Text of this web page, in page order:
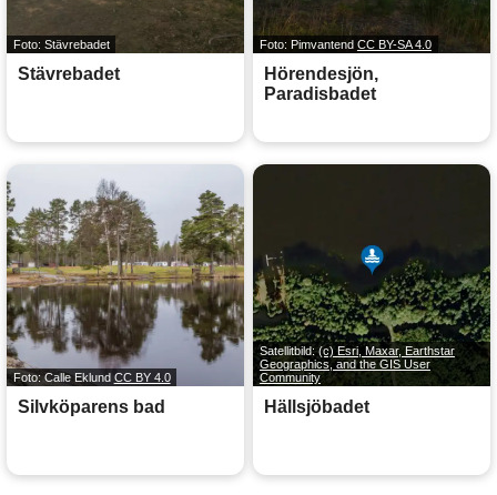
Foto: Stävrebadet
Stävrebadet
Foto: Pimvantend CC BY-SA 4.0
Hörendesjön,
Paradisbadet
Foto: Calle Eklund CC BY 4.0
Silvköparens bad
Satellitbild:(c) Esri, Maxar, Earthstar
Geographics, and the GIS User
Community
Hällsjöbadet